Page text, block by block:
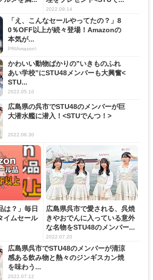
2022.09.14
「え、こんなセールやってたの？」8
0％OFF以上が続々登場！Amazonの
本気が...
PR(Amazon)
かわいい動物ばかりの”いきものふれ
あい学校”にSTU48メンバーも大興奮<
STU...
2022.05.10
広島県の呉市でSTU48のメンバーが巨
大潜水艦に潜入！<STUでんつ！>
2022.06.30
は？」毎日
イムセール
広島県呉市で愛される、呉焼
きやおでんに入っている意外
な名物をSTU48のメンバー...
2022.07.20
広島県呉市でSTU48のメンバーが清涼
感ある飲み物と熱々のジンギスカン焼
を味わう...
2022.07.12